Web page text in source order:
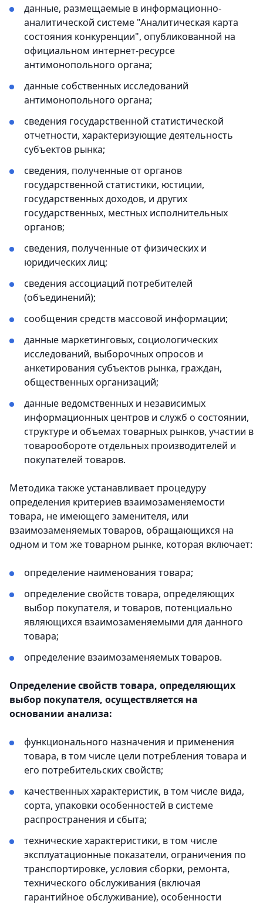
данные, размещаемые в информационно-
аналитической системе "Аналитическая карта
состояния конкуренции", опубликованной на
официальном интернет-ресурсе
антимонопольного органа;
данные собственных исследований
антимонопольного органа;
сведения государственной статистической
отчетности, характеризующие деятельность
субъектов рынка;
сведения, полученные от органов
государственной статистики, юстиции,
государственных доходов, и других
государственных, местных исполнительных
органов;
сведения, полученные от физических и
юридических лиц;
сведения ассоциаций потребителей
(объединений);
сообщения средств массовой информации;
данные маркетинговых, социологических
исследований, выборочных опросов и
анкетирования субъектов рынка, граждан,
общественных организаций;
данные ведомственных и независимых
информационных центров и служб о состоянии,
структуре и объемах товарных рынков, участии в
товарообороте отдельных производителей и
покупателей товаров.
Методика также устанавливает процедуру
определения критериев взаимозаменяемости
товара, не имеющего заменителя, или
взаимозаменяемых товаров, обращающихся на
одном и том же товарном рынке, которая включает:
определение наименования товара;
определение свойств товара, определяющих
выбор покупателя, и товаров, потенциально
являющихся взаимозаменяемыми для данного
товара;
определение взаимозаменяемых товаров.
Определение свойств товара, определяющих
выбор покупателя, осуществляется на
основании анализа:
функционального назначения и применения
товара, в том числе цели потребления товара и
его потребительских свойств;
качественных характеристик, в том числе вида,
сорта, упаковки особенностей в системе
распространения и сбыта;
технические характеристики, в том числе
эксплуатационные показатели, ограничения по
транспортировке, условия сборки, ремонта,
технического обслуживания (включая
гарантийное обслуживание), особенности